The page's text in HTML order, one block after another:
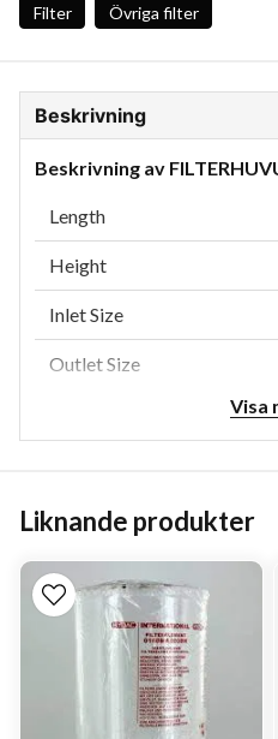
Filter Övriga filter
Beskrivning
Beskrivning av
Length
Height
Inlet Size
Outlet Size
Filter-to-Head Thread
Bypass Valve Setting LR
Series
Visa
Liknande produkter